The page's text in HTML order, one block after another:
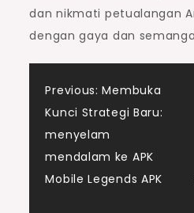
dan nikmati petualangan
dengan gaya dan
Post
Previous: Membuka
Kunci Strategi Baru:
menyelam
mendalam ke APK
Mobile Legends APK